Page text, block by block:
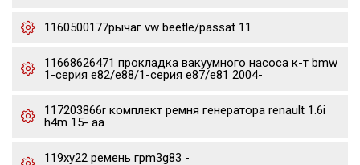
1160500177рычаг vw beetle/passat 11
11668626471 прокладка вакуумного насоса к-т bmw
1-серия e82/e88/1-серия e87/e81 2004-
117203866r комплект ремня генератора renault 1.6i
h4m 15- aa
119xy22 ремень грm3g83 -